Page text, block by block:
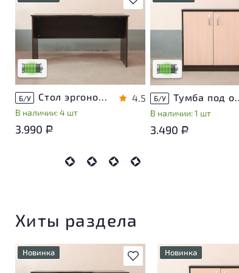
У товара присутствуют
незначительные следы
эксплуатации, не влияющие
на удобство его
использования
Низкая степень износа
Б/У Стол эргономичный ЛДСП Венге
В наличии: 4 шт
4.5
3.990 Р
У товара
незначительные следы
эксплуатации, не
на удобство его
Низкая степень
Б/У
В наличии: 1 шт
3.490 Р
Хиты раздела
В избранное
Новинка
У товара присутствуют
Новинка
У товара